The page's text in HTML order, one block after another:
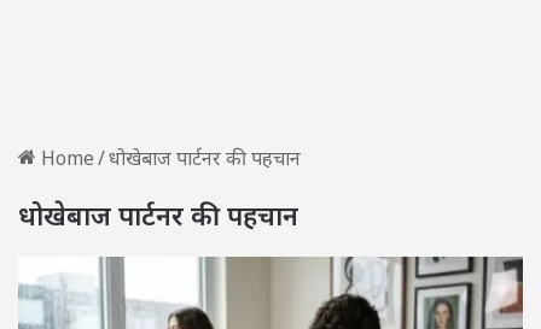
Home/धोखेबाज पार्टनर की पहचान
धोखेबाज पार्टनर की पहचान